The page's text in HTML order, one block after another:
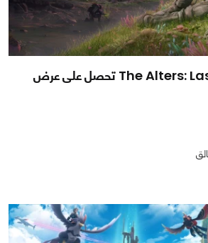
إضافة The Alters: Last Variable تحصل على عرض